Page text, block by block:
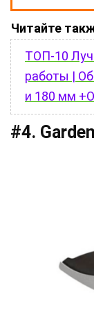
Читайте
ТОП-10
работы |
и 180 мм
#4.